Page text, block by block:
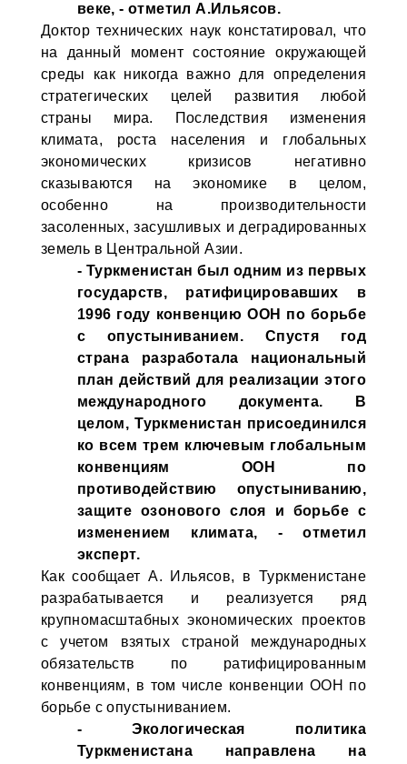
веке, - отметил А.Ильясов.
Доктор технических наук констатировал, что
на данный момент состояние окружающей
среды как никогда важно для определения
стратегических целей развития любой
страны мира. Последствия изменения
климата, роста населения и глобальных
экономических кризисов негативно
сказываются на экономике в целом,
особенно на производительности
засоленных, засушливых и деградированных
земель в Центральной Азии.
- Туркменистан был одним из первых
государств, ратифицировавших в
1996 году конвенцию ООН по борьбе
с опустыниванием. Спустя год
страна разработала национальный
план действий для реализации этого
международного документа. В
целом, Туркменистан присоединился
ко всем трем ключевым глобальным
конвенциям ООН по
противодействию опустыниванию,
защите озонового слоя и борьбе с
изменением климата, - отметил
эксперт.
Как сообщает А. Ильясов, в Туркменистане
разрабатывается и реализуется ряд
крупномасштабных экономических проектов
с учетом взятых страной международных
обязательств по ратифицированным
конвенциям, в том числе конвенции ООН по
борьбе с опустыниванием.
- Экологическая политика
Туркменистана направлена на